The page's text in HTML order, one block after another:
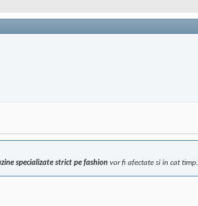
specializate strict pe fashion vor fi afectate si in cat timp.